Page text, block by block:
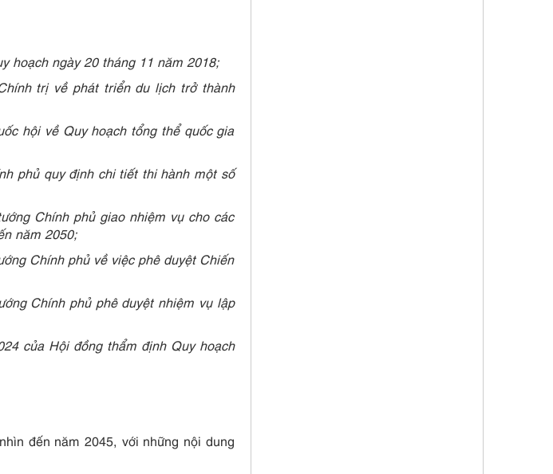
hoạch ngày 20 tháng 11 năm 2018;
trị về phát triển du lịch trở thành
hội về Quy hoạch tổng thể quốc gia
phủ quy định chi tiết thi hành một số
Chính phủ giao nhiệm vụ cho các
năm 2050;
Chính phủ về việc phê duyệt Chiến
Chính phủ phê duyệt nhiệm vụ lập
của Hội đồng thẩm định Quy hoạch
đến năm 2045, với những nội dung